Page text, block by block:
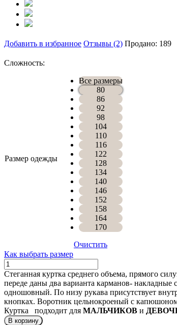
Добавить в избранное Отзывы (2) Продано: 189
Сложность:
Размер одежды
Все размеры
80
86
92
98
104
110
116
122
128
134
140
146
152
158
164
170
Очистить
Как выбрать размер
Количество
КУРТКА
АДРИАН
Стеганная куртка среднего объема, прямого
переде даны два варианта карманов-
одношовный. По низу рукава присутствует
кнопках. Воротник цельнокроеный с
Куртка подходит для МАЛЬЧИКОВ и
В корзину